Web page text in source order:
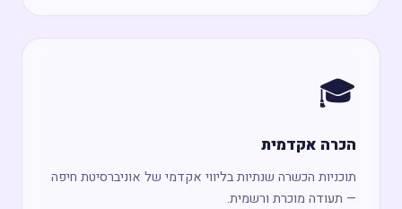
🎓
הכרה אקדמית
תוכניות הכשרה שנתיות בליווי אקדמי של אוניברסיטת חיפה
— תעודה מוכרת ורשמית.